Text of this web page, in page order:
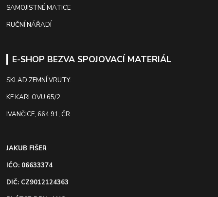
SAMOJISTNÉ MATICE
RUČNÍ NÁŘADÍ
E-SHOP BEZVA SPOJOVACÍ MATERIÁL
SKLAD ZEMNÍ VRUTY:
KE KARLOVU 65/2
IVANČICE, 664 91, ČR
JAKUB FIŠER
IČO: 06633374
DIČ: CZ9012124363